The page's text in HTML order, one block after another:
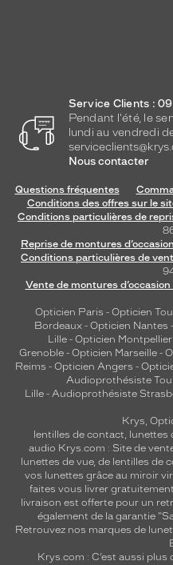
Service Clients :
Pendant l'été, le
lundi au vendredi
Nous contacter
Questions fréquentes
Conditions des offres sur le
Conditions particulières de
Reprise de montures
Conditions particulières de
Vente de montures
Opticien Paris - Opticien
Bordeaux- Opticien Nantes -
Lille - Opticien Montpellier
Grenoble - Opticien Marseille -
Reims - Opticien Angers -
Audioprothésiste
Lille- Audioprothésiste
Krys,
lentilles de contact, lunettes
audio Krys.com : Site de
lunettes de vue, de lentilles de
vos lunettes grâce au miroir
faites vous livrer
livraison est offerte pour un
également de la garantie
Retrouvez nos marques de
Krys.com : C’est aussi